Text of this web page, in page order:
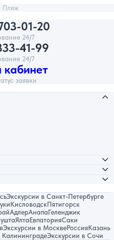
Пляж
01-20
24/7
41-99
24/7
заявки
Экскурсии в Санкт-Петербурге
КисловодскПятигорск
АдлерАнапаГеленджик
ЯлтаЕвпаторияСаки
Экскурсии в МосквеРоссияКазань
КалининградеЭкскурсии в Сочи